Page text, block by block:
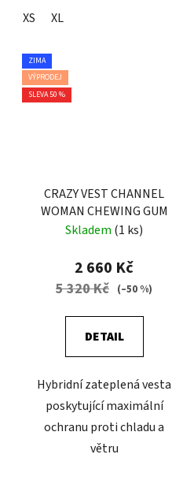
XS XL
ZIMA
VÝPRODEJ
SLEVA 50 %
CRAZY VEST CHANNEL
WOMAN CHEWING GUM
Skladem (1 ks)
2 660 Kč
5 320 Kč (–50 %)
DETAIL
Hybridní zateplená vesta
poskytující maximální
ochranu proti chladu a
větru